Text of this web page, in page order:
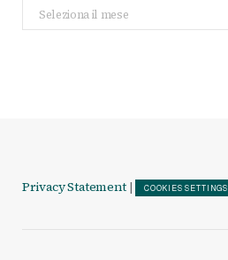
Archivio
Articoli
Privacy Statement | COOKIES SETTINGS